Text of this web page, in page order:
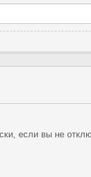
если вы не